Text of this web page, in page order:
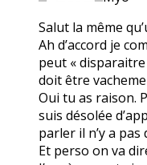
Salut la même
Ah d’accord je
peut «
doit être
Oui tu as raison.
suis désolée
parler il n’y a pas
Et perso on va